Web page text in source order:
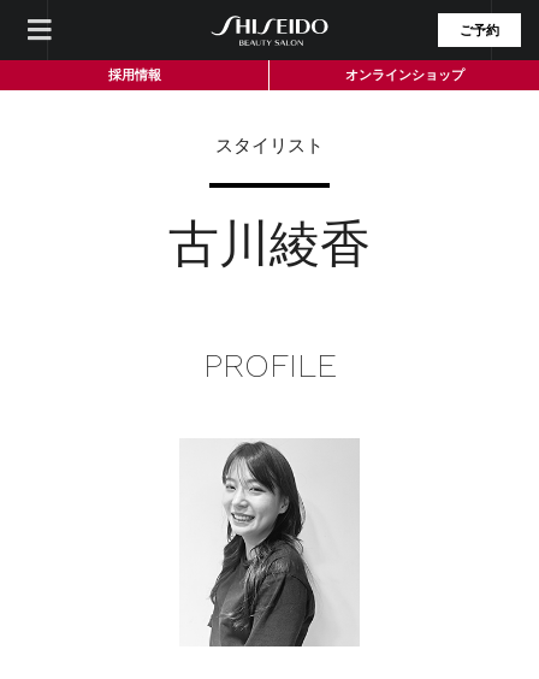
ご予約
採用情報 オンラインショップ
スタイリスト
古川綾香
PROFILE